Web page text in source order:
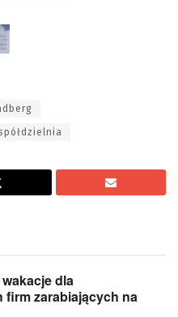
spółdzielnia
dla
zarabiających na